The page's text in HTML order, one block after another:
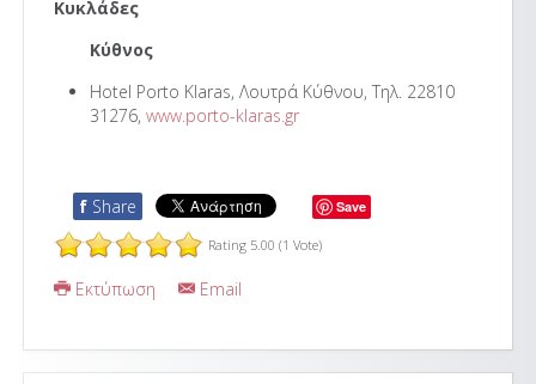
Κυκλάδες
Κύθνος
Hotel Porto Klaras, Λουτρά Κύθνου, Τηλ. 22810
31276, www.porto-klaras.gr
f Share Save
Rating 5.00 (1 Vote)
Εκτύπωση Email